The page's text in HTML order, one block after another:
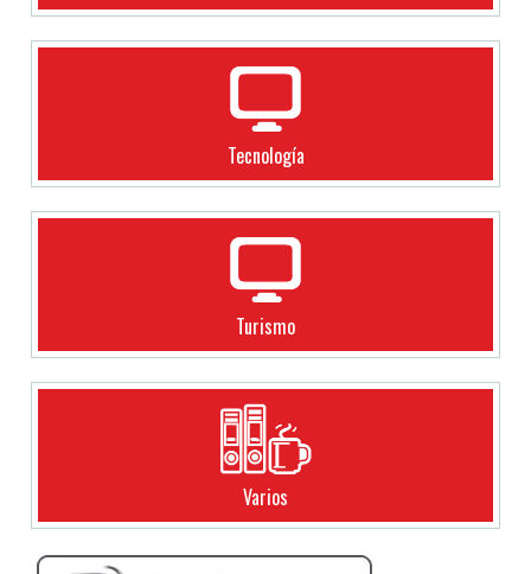
Tecnología
Turismo
Varios